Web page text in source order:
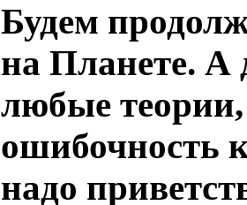
Будем
на Планете. А
любые
ошибочность
надо